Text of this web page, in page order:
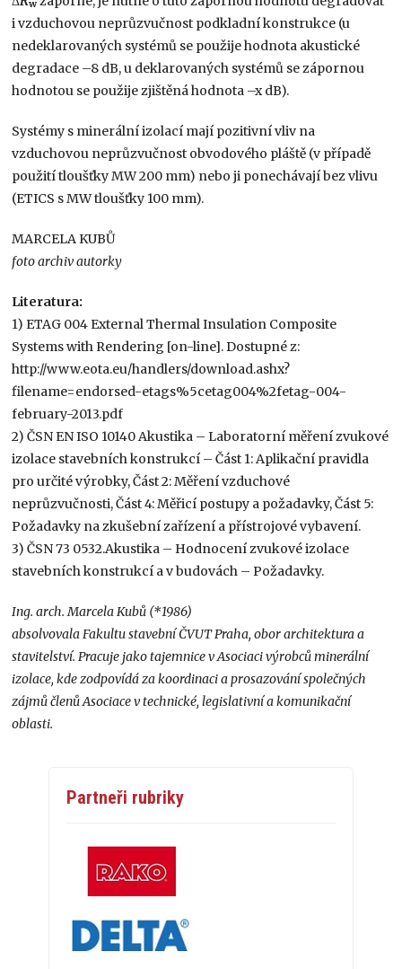
w
i vzduchovou neprůzvučnost podkladní konstrukce (u
nedeklarovaných systémů se použije hodnota akustické
degradace –8 dB, u deklarovaných systémů se zápornou
hodnotou se použije zjištěná hodnota –x dB).
Systémy s minerální izolací mají pozitivní vliv na
vzduchovou neprůzvučnost obvodového pláště (v případě
použití tloušťky MW 200 mm) nebo ji ponechávají bez vlivu
(ETICS s MW tloušťky 100 mm).
MARCELA KUBŮ
foto archiv autorky
Literatura:
1) ETAG 004 External Thermal Insulation Composite
Systems with Rendering [on-line]. Dostupné z:
http://www.eota.eu/handlers/download.ashx?
filename=endorsed-etags%5cetag004%2fetag-004-
february-2013.pdf
2) ČSN EN ISO 10140 Akustika – Laboratorní měření zvukové
izolace stavebních konstrukcí – Část 1: Aplikační pravidla
pro určité výrobky, Část 2: Měření vzduchové
neprůzvučnosti, Část 4: Měřicí postupy a požadavky, Část 5:
Požadavky na zkušební zařízení a přístrojové vybavení.
3) ČSN 73 0532.Akustika – Hodnocení zvukové izolace
stavebních konstrukcí a v budovách – Požadavky.
Ing. arch. Marcela Kubů (*1986)
absolvovala Fakultu stavební ČVUT Praha, obor architektura a
stavitelství. Pracuje jako tajemnice v Asociaci výrobců minerální
izolace, kde zodpovídá za koordinaci a prosazování společných
zájmů členů Asociace v technické, legislativní a komunikační
oblasti.
Partneři rubriky